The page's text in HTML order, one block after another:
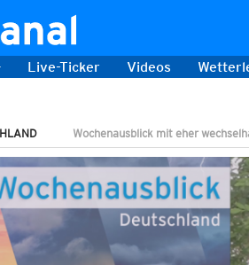
Live-Ticker Videos
Wochenausblick mit eher